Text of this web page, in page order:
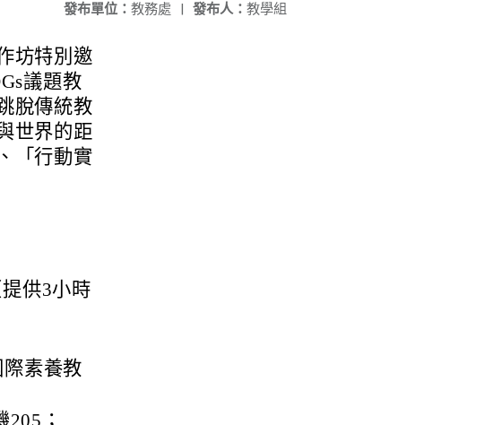
發布人： 教學組
發布單位： 教務處 |
坊特別邀
議題教
脫傳統教
世界的距
「行動實
供3小時
素養教
；